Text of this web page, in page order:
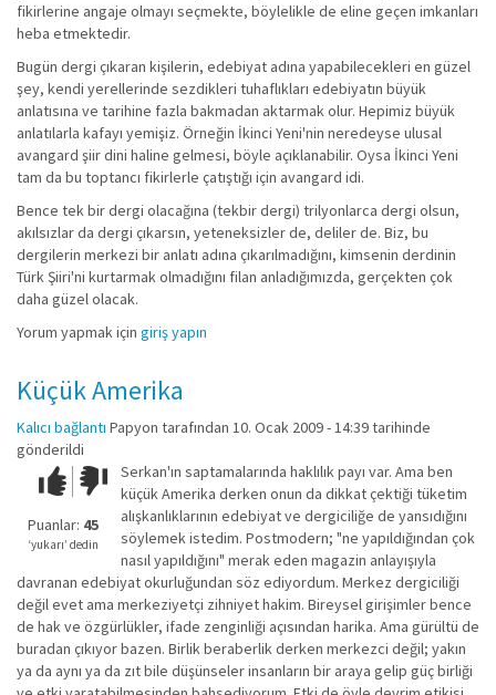
fikirlerine angaje olmayı seçmekte, böylelikle de eline geçen imkanları
heba etmektedir.
Bugün dergi çıkaran kişilerin, edebiyat adına yapabilecekleri en güzel
şey, kendi yerellerinde sezdikleri tuhaflıkları edebiyatın büyük
anlatısına ve tarihine fazla bakmadan aktarmak olur. Hepimiz büyük
anlatılarla kafayı yemişiz. Örneğin İkinci Yeni'nin neredeyse ulusal
avangard şiir dini haline gelmesi, böyle açıklanabilir. Oysa İkinci Yeni
tam da bu toptancı fikirlerle çatıştığı için avangard idi.
Bence tek bir dergi olacağına (tekbir dergi) trilyonlarca dergi olsun,
akılsızlar da dergi çıkarsın, yeteneksizler de, deliler de. Biz, bu
dergilerin merkezi bir anlatı adına çıkarılmadığını, kimsenin derdinin
Türk Şiiri'ni kurtarmak olmadığını filan anladığımızda, gerçekten çok
daha güzel olacak.
Yorum yapmak için giriş yapın
Küçük Amerika
Kalıcı bağlantı Papyon tarafından 10. Ocak 2009 - 14:39 tarihinde
gönderildi
Çok iyi!O
kadar
iyi
değil!
Puanlar: 45
‘yukarı’ dedin
Serkan'ın saptamalarında haklılık payı var. Ama ben
küçük Amerika derken onun da dikkat çektiği tüketim
alışkanlıklarının edebiyat ve dergiciliğe de yansıdığını
söylemek istedim. Postmodern; "ne yapıldığından çok
nasıl yapıldığını" merak eden magazin anlayışıyla
davranan edebiyat okurluğundan söz ediyordum. Merkez dergiciliği
değil evet ama merkeziyetçi zihniyet hakim. Bireysel girişimler bence
de hak ve özgürlükler, ifade zenginliği açısından harika. Ama gürültü de
buradan çıkıyor bazen. Birlik beraberlik derken merkezci değil; yakın
ya da aynı ya da zıt bile düşünseler insanların bir araya gelip güç birliği